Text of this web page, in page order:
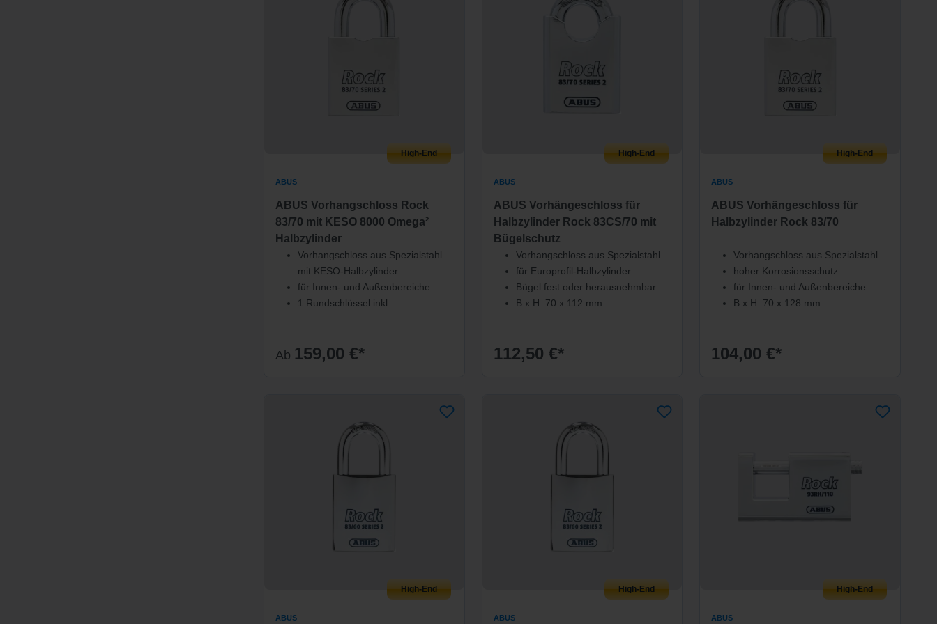
High-End
ABUS
ABUS Vorhangschloss Rock
83/70 mit KESO 8000 Omega²
Halbzylinder
Vorhangschloss aus Spezialstahl
mit KESO-Halbzylinder
für Innen- und Außenbereiche
1 Rundschlüssel inkl.
Ab 159,00 €*
High-End
ABUS
ABUS Vorhängeschloss für
Halbzylinder Rock 83CS/70 mit
Bügelschutz
Vorhangschloss aus Spezialstahl
für Europrofil-Halbzylinder
Bügel fest oder herausnehmbar
B x H: 70 x 112 mm
112,50 €*
High-End
ABUS
ABUS Vorhängeschloss für
Halbzylinder Rock 83/70
Vorhangschloss aus Spezialstahl
hoher Korrosionsschutz
für Innen- und Außenbereiche
B x H: 70 x 128 mm
104,00 €*
High-End
ABUS
High-End
ABUS
High-End
ABUS